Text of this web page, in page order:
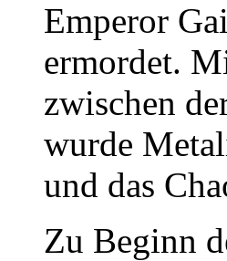
Emperor
ermordet.
zwischen
wurde
und das
Zu Beginn